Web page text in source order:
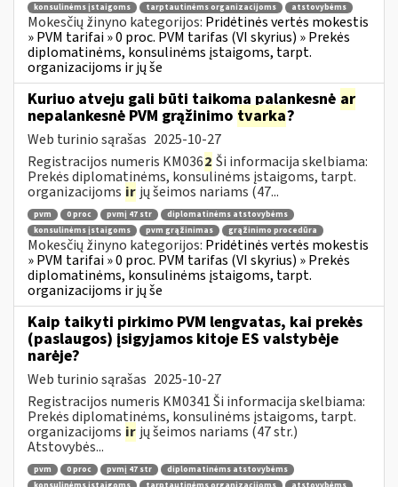
konsulinėms įstaigoms
tarptautinėms organizacijoms atstovybėms
Mokesčių žinyno kategorijos: Pridėtinės vertės mokestis
» PVM tarifai » 0 proc. PVM tarifas (VI skyrius) » Prekės
diplomatinėms, konsulinėms įstaigoms, tarpt.
organizacijoms ir jų še
Kuriuo atveju gali būti taikoma palankesnė ar
nepalankesnė PVM grąžinimo tvarka?
Web turinio sąrašas 2025-10-27
Registracijos numeris KM0362 Ši informacija skelbiama:
Prekės diplomatinėms, konsulinėms įstaigoms, tarpt.
organizacijoms ir jų šeimos nariams (47...
pvm 0 proc pvmį 47 str
diplomatinėms atstovybėms
konsulinėms įstaigoms
pvm grąžinimas grąžinimo procedūra
Mokesčių žinyno kategorijos: Pridėtinės vertės mokestis
» PVM tarifai » 0 proc. PVM tarifas (VI skyrius) » Prekės
diplomatinėms, konsulinėms įstaigoms, tarpt.
organizacijoms ir jų še
Kaip taikyti pirkimo PVM lengvatas, kai prekės
(paslaugos) įsigyjamos kitoje ES valstybėje
narėje?
Web turinio sąrašas 2025-10-27
Registracijos numeris KM0341 Ši informacija skelbiama:
Prekės diplomatinėms, konsulinėms įstaigoms, tarpt.
organizacijoms ir jų šeimos nariams (47 str.)
Atstovybės...
pvm 0 proc pvmį 47 str
diplomatinėms atstovybėms